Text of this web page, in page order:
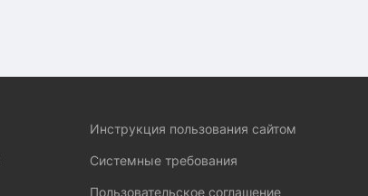
Инструкция пользования сайтом
Системные требования
Пользовательское соглашение